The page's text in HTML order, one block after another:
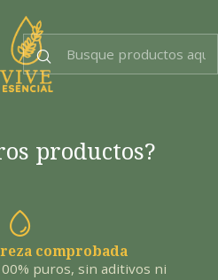
productos?
comprobada
puros, sin aditivos ni
EsencIAl
en bienestar